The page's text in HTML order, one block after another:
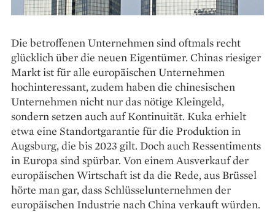
Die betroffenen Unternehmen sind oftmals recht
glücklich über die neuen Eigentümer. Chinas riesiger
Markt ist für alle europäischen Unternehmen
hochinteressant, zudem haben die chinesischen
Unternehmen nicht nur das nötige Kleingeld,
sondern setzen auch auf Kontinuität. Kuka erhielt
etwa eine Standortgarantie für die Produktion in
Augsburg, die bis 2023 gilt. Doch auch Ressentiments
in Europa sind spürbar. Von einem Ausverkauf der
europäischen Wirtschaft ist da die Rede, aus Brüssel
hörte man gar, dass Schlüsselunternehmen der
europäischen Industrie nach China verkauft würden.